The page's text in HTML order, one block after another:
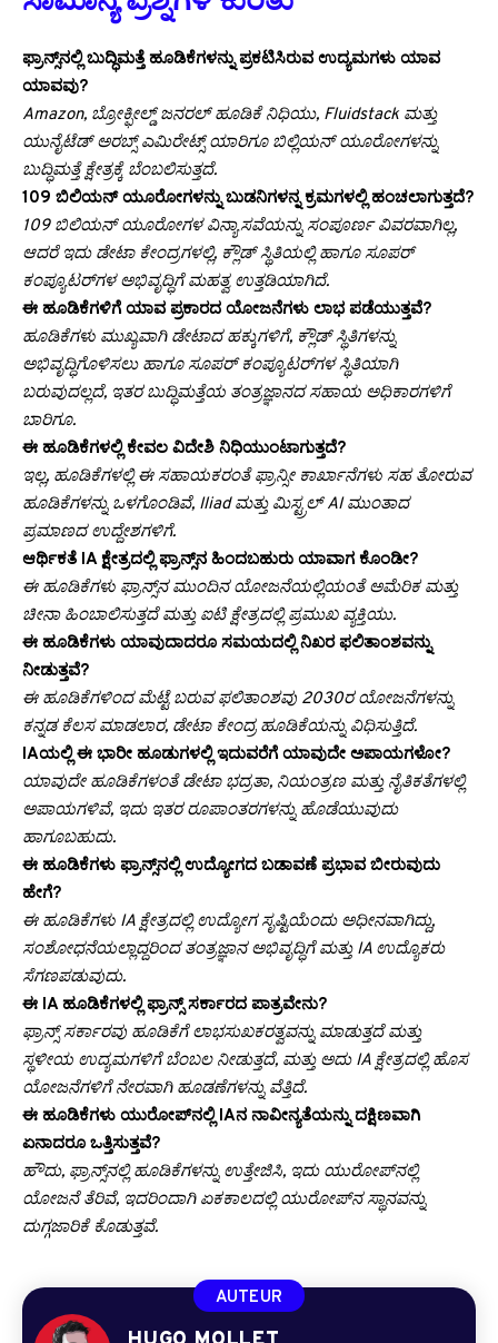
ಫ್ರಾನ್ಸ್‌ನಲ್ಲಿ ಬುದ್ಧಿಮತ್ತೆ ಹೂಡಿಕೆಗಳನ್ನು ಪ್ರಕಟಿಸಿರುವ ಉದ್ಯಮಗಳು ಯಾವ
ಯಾವವು?
Amazon, ಬ್ರೋಕ್ಫೀಲ್ಡ್ ಜನರಲ್ ಹೂಡಿಕೆ ನಿಧಿಯು, Fluidstack ಮತ್ತು
ಯುನೈಟೆಡ್ ಅರಬ್ಸ್ ಎಮಿರೇಟ್ಸ್ ಯಾರಿಗೂ ಬಿಲ್ಲಿಯನ್ ಯೂರೋಗಳನ್ನು
ಬುದ್ಧಿಮತ್ತೆ ಕ್ಷೇತ್ರಕ್ಕೆ ಬೆಂಬಲಿಸುತ್ತದೆ.
109 ಬಿಲಿಯನ್ ಯೂರೋಗಳನ್ನು ಬುಡನಿಗಳನ್ನ ಕ್ರಮಗಳಲ್ಲಿ ಹಂಚಲಾಗುತ್ತದೆ?
109 ಬಿಲಿಯನ್ ಯೂರೋಗಳ ವಿನ್ಯಾಸವೆಯನ್ನು ಸಂಪೂರ್ಣ ವಿವರವಾಗಿಲ್ಲ,
ಆದರೆ ಇದು ಡೇಟಾ ಕೇಂದ್ರಗಳಲ್ಲಿ, ಕ್ಲೌಡ್ ಸ್ಥಿತಿಯಲ್ಲಿ ಹಾಗೂ ಸೂಪರ್
ಕಂಪ್ಯೂಟರ್‌ಗಳ ಅಭಿವೃದ್ಧಿಗೆ ಮಹತ್ವ ಉತ್ತಡಿಯಾಗಿದೆ.
ಈ ಹೂಡಿಕೆಗಳಿಗೆ ಯಾವ ಪ್ರಕಾರದ ಯೋಜನೆಗಳು ಲಾಭ ಪಡೆಯುತ್ತವೆ?
ಹೂಡಿಕೆಗಳು ಮುಖ್ಯವಾಗಿ ಡೇಟಾದ ಹಕ್ಕುಗಳಿಗೆ, ಕ್ಲೌಡ್ ಸ್ಥಿತಿಗಳನ್ನು
ಅಭಿವೃದ್ಧಿಗೊಳಿಸಲು ಹಾಗೂ ಸೂಪರ್ ಕಂಪ್ಯೂಟರ್‌ಗಳ ಸ್ಥಿತಿಯಾಗಿ
ಬರುವುದಲ್ಲದೆ, ಇತರ ಬುದ್ಧಿಮತ್ತೆಯ ತಂತ್ರಜ್ಞಾನದ ಸಹಾಯ ಅಧಿಕಾರಗಳಿಗೆ
ಬಾರಿಗೂ.
ಈ ಹೂಡಿಕೆಗಳಲ್ಲಿ ಕೇವಲ ವಿದೇಶಿ ನಿಧಿಯುಂಟಾಗುತ್ತದೆ?
ಇಲ್ಲ, ಹೂಡಿಕೆಗಳಲ್ಲಿ ಈ ಸಹಾಯಕರಂತೆ ಫ್ರಾನ್ಸೀ ಕಾರ್ಖಾನೆಗಳು ಸಹ ತೋರುವ
ಹೂಡಿಕೆಗಳನ್ನು ಒಳಗೊಂಡಿವೆ, Iliad ಮತ್ತು ಮಿಸ್ಟ್ರಲ್ AI ಮುಂತಾದ
ಪ್ರಮಾಣದ ಉದ್ದೇಶಗಳಿಗೆ.
ಆರ್ಥಿಕತೆ IA ಕ್ಷೇತ್ರದಲ್ಲಿ ಫ್ರಾನ್ಸ್‌ನ ಹಿಂದಬಹುರು ಯಾವಾಗ ಕೊಂಡೀ?
ಈ ಹೂಡಿಕೆಗಳು ಫ್ರಾನ್ಸ್‌ನ ಮುಂದಿನ ಯೋಜನೆಯಲ್ಲಿಯಂತೆ ಅಮೆರಿಕ ಮತ್ತು
ಚೀನಾ ಹಿಂಬಾಲಿಸುತ್ತದೆ ಮತ್ತು ಐಟಿ ಕ್ಷೇತ್ರದಲ್ಲಿ ಪ್ರಮುಖ ವ್ಯಕ್ತಿಯು.
ಈ ಹೂಡಿಕೆಗಳು ಯಾವುದಾದರೂ ಸಮಯದಲ್ಲಿ ನಿಖರ ಫಲಿತಾಂಶವನ್ನು
ನೀಡುತ್ತವೆ?
ಈ ಹೂಡಿಕೆಗಳಿಂದ ಮೆಟ್ಟೆ ಬರುವ ಫಲಿತಾಂಶವು 2030ರ ಯೋಜನೆಗಳನ್ನು
ಕನ್ನಡ ಕೆಲಸ ಮಾಡಲಾರ, ಡೇಟಾ ಕೇಂದ್ರ ಹೂಡಿಕೆಯನ್ನು ವಿಧಿಸುತ್ತಿದೆ.
IAಯಲ್ಲಿ ಈ ಭಾರೀ ಹೂಡುಗಳಲ್ಲಿ ಇದುವರೆಗೆ ಯಾವುದೇ ಅಪಾಯಗಳೋ?
ಯಾವುದೇ ಹೂಡಿಕೆಗಳಂತೆ ಡೇಟಾ ಭದ್ರತಾ, ನಿಯಂತ್ರಣ ಮತ್ತು ನೈತಿಕತೆಗಳಲ್ಲಿ
ಅಪಾಯಗಳಿವೆ, ಇದು ಇತರ ರೂಪಾಂತರಗಳನ್ನು ಹೊಡೆಯುವುದು
ಹಾಗೂಬಹುದು.
ಈ ಹೂಡಿಕೆಗಳು ಫ್ರಾನ್ಸ್‌ನಲ್ಲಿ ಉದ್ಯೋಗದ ಬಡಾವಣೆ ಪ್ರಭಾವ ಬೀರುವುದು
ಹೇಗೆ?
ಈ ಹೂಡಿಕೆಗಳು IA ಕ್ಷೇತ್ರದಲ್ಲಿ ಉದ್ಯೋಗ ಸೃಷ್ಟಿಯೆಂದು ಅಧೀನವಾಗಿದ್ದು,
ಸಂಶೋಧನೆಯಲ್ಲಾದ್ದರಿಂದ ತಂತ್ರಜ್ಞಾನ ಅಭಿವೃದ್ಧಿಗೆ ಮತ್ತು IA ಉದ್ಯೊಕರು
ಸೆಗಣಪಡುವುದು.
ಈ IA ಹೂಡಿಕೆಗಳಲ್ಲಿ ಫ್ರಾನ್ಸ್ ಸರ್ಕಾರದ ಪಾತ್ರವೇನು?
ಫ್ರಾನ್ಸ್ ಸರ್ಕಾರವು ಹೂಡಿಕೆಗೆ ಲಾಭಸುಖಕರತ್ವವನ್ನು ಮಾಡುತ್ತದೆ ಮತ್ತು
ಸ್ಥಳೀಯ ಉದ್ಯಮಗಳಿಗೆ ಬೆಂಬಲ ನೀಡುತ್ತದೆ, ಮತ್ತು ಅದು IA ಕ್ಷೇತ್ರದಲ್ಲಿ ಹೊಸ
ಯೋಜನೆಗಳಿಗೆ ನೇರವಾಗಿ ಹೂಡಣೆಗಳನ್ನು ವೆತ್ತಿದೆ.
ಈ ಹೂಡಿಕೆಗಳು ಯುರೋಪ್‌ನಲ್ಲಿ IAನ ನಾವೀನ್ಯತೆಯನ್ನು ದಕ್ಷಿಣವಾಗಿ
ಏನಾದರೂ ಒತ್ತಿಸುತ್ತವೆ?
ಹೌದು, ಫ್ರಾನ್ಸ್‌ನಲ್ಲಿ ಹೂಡಿಕೆಗಳನ್ನು ಉತ್ತೇಜಿಸಿ, ಇದು ಯುರೋಪ್‌ನಲ್ಲಿ
ಯೋಜನೆ ತೆರಿವೆ, ಇದರಿಂದಾಗಿ ಏಕಕಾಲದಲ್ಲಿ ಯುರೋಪ್‌ನ ಸ್ಥಾನವನ್ನು
ದುಗ್ಗಜಾರಿಕೆ ಕೊಡುತ್ತವೆ.
AUTEUR